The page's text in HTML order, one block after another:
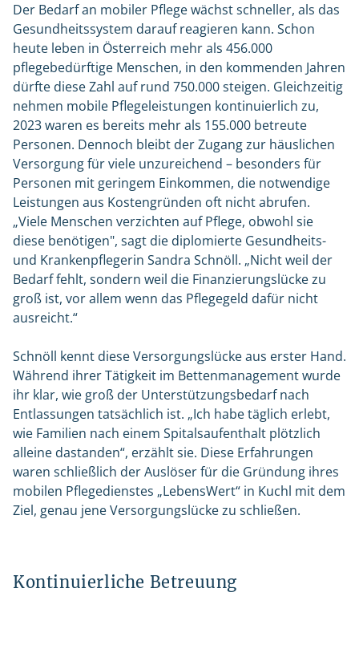
Der Bedarf an mobiler Pflege wächst schneller, als das
Gesundheitssystem darauf reagieren kann. Schon
heute leben in Österreich mehr als 456.000
pflegebedürftige Menschen, in den kommenden Jahren
dürfte diese Zahl auf rund 750.000 steigen. Gleichzeitig
nehmen mobile Pflegeleistungen kontinuierlich zu,
2023 waren es bereits mehr als 155.000 betreute
Personen. Dennoch bleibt der Zugang zur häuslichen
Versorgung für viele unzureichend – besonders für
Personen mit geringem Einkommen, die notwendige
Leistungen aus Kostengründen oft nicht abrufen.
„Viele Menschen verzichten auf Pflege, obwohl sie
diese benötigen", sagt die diplomierte Gesundheits-
und Krankenpflegerin Sandra Schnöll. „Nicht weil der
Bedarf fehlt, sondern weil die Finanzierungslücke zu
groß ist, vor allem wenn das Pflegegeld dafür nicht
ausreicht.“
Schnöll kennt diese Versorgungslücke aus erster Hand.
Während ihrer Tätigkeit im Bettenmanagement wurde
ihr klar, wie groß der Unterstützungsbedarf nach
Entlassungen tatsächlich ist. „Ich habe täglich erlebt,
wie Familien nach einem Spitalsaufenthalt plötzlich
alleine dastanden“, erzählt sie. Diese Erfahrungen
waren schließlich der Auslöser für die Gründung ihres
mobilen Pflegedienstes „LebensWert“ in Kuchl mit dem
Ziel, genau jene Versorgungslücke zu schließen.
Kontinuierliche Betreuung